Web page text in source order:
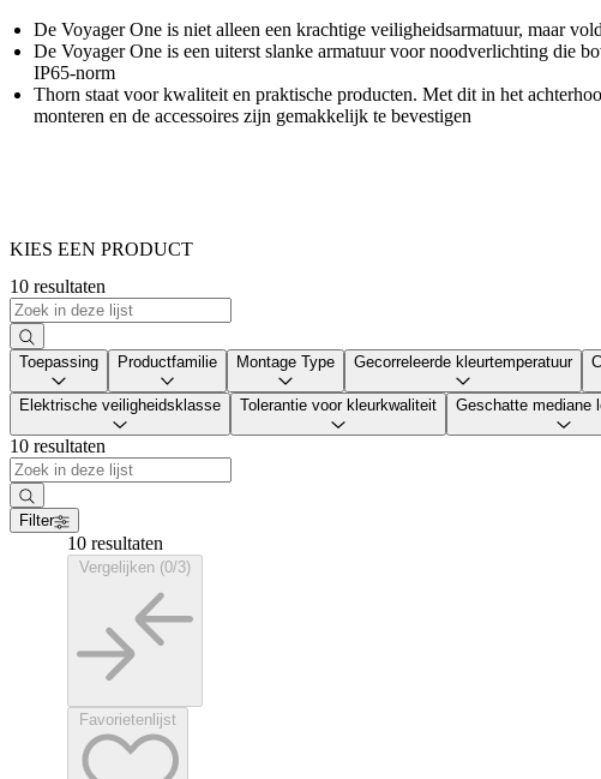
De Voyager One is niet alleen een krachtige veiligheidsarmatuur, maar
De Voyager One is een uiterst slanke armatuur voor noodverlichting die
IP65-norm
Thorn staat voor kwaliteit en praktische producten. Met dit in het
monteren en de accessoires zijn gemakkelijk te bevestigen
KIES EEN PRODUCT
10 resultaten
Toepassing Productfamilie Montage Type Gecorreleerde kleurtemperatuur
Elektrische veiligheidsklasse Tolerantie voor kleurkwaliteit Geschatte mediane
10 resultaten
Filter
10 resultaten